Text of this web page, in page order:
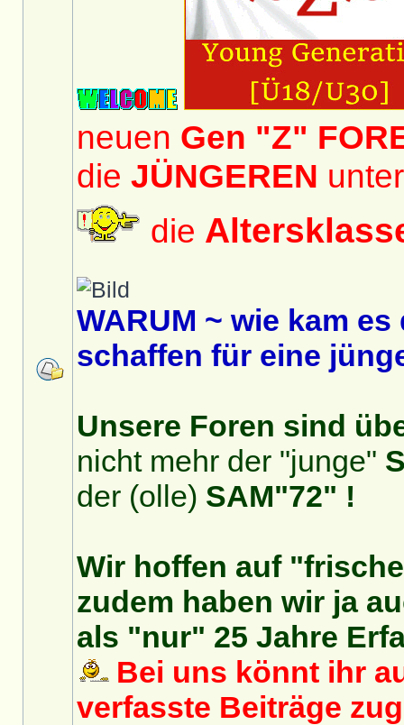
neuen Gen "Z"
die JÜNGEREN
die
WARUM ~ wie kam
schaffen für eine
Unsere Foren sind
nicht mehr der "junge"
der (olle) SAM"72" !
Wir hoffen auf
zudem haben wir ja
als "nur" 25 Jahre
Bei uns könnt ihr
verfasste Beiträge